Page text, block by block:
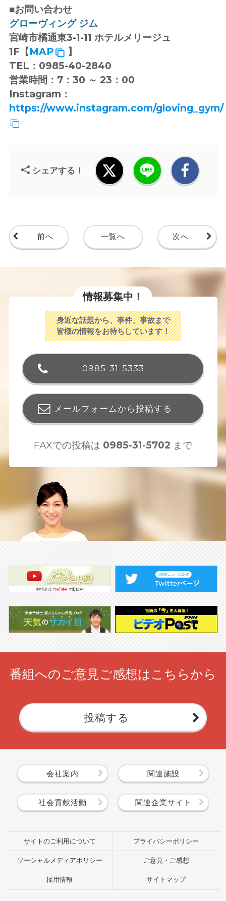
■お問い合わせ
グローヴィング ジム
宮崎市橘通東3-1-11 ホテルメリージュ
1F【MAP
】
TEL：0985-40-2840
営業時間：7：30 ～ 23：00
Instagram：
https://www.instagram.com/gloving_gym/
シェアする！
前へ 一覧へ 次へ
情報募集中！
身近な話題から、事件、事故まで
皆様の情報をお待ちしています！
0985-31-5333
メールフォームから投稿する
FAXでの投稿は 0985-31-5702 まで
番組へのご意見ご感想はこちらから
投稿する
会社案内 関連施設
社会貢献活動 関連企業サイト
サイトのご利用について プライバシーポリシー
ソーシャルメディアポリシー ご意見・ご感想
採用情報 サイトマップ